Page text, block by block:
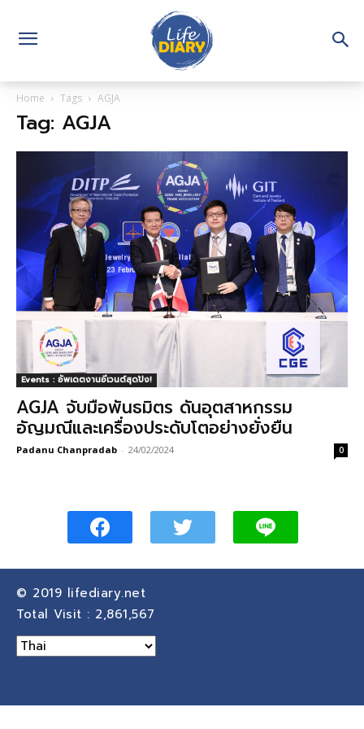
Home Tags AGJA
Tag: AGJA
Events : อัพเดตงานอีเวนต์สุดปัง!
AGJA จับมือพันธมิตร ดันอุตสาหกรรม
อัญมณีและเครื่องประดับโตอย่างยั่งยืน
Padanu Chanpradab - 24/02/2024 0
© 2019 lifediary.net
Total Visit : 2,861,567